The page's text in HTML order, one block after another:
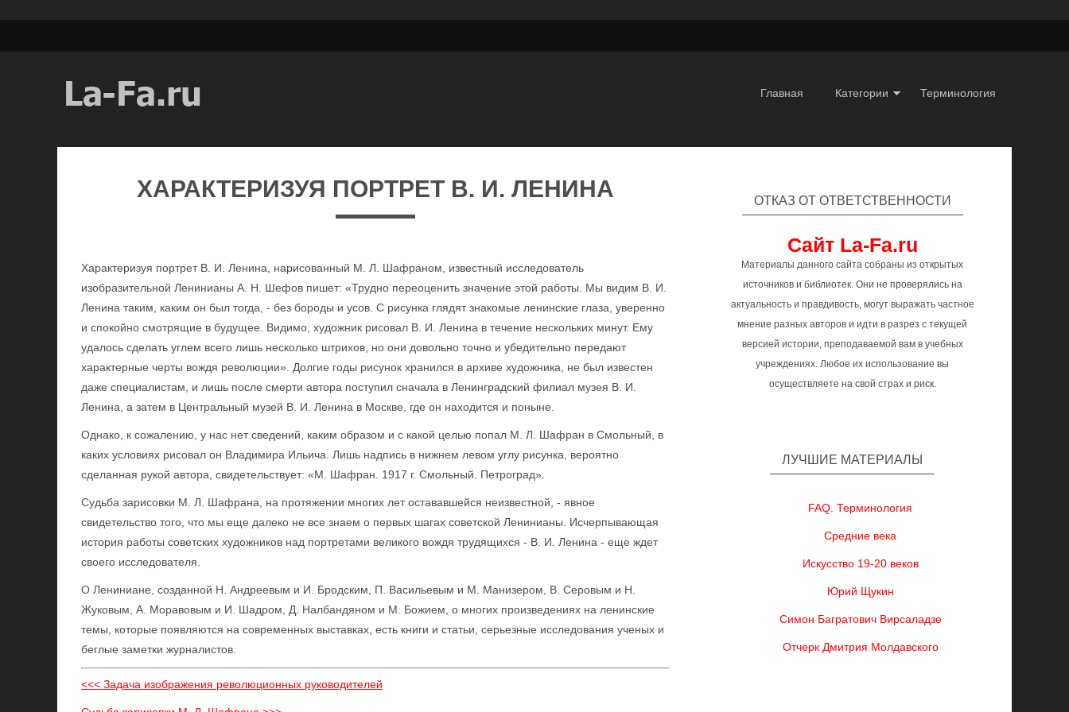
Главная Категории Терминология
ХАРАКТЕРИЗУЯ ПОРТРЕТ В. И. ЛЕНИНА
Характеризуя портрет В. И. Ленина, нарисованный М. Л. Шафраном, известный исследователь
изобразительной Ленинианы А. Н. Шефов пишет: «Трудно переоценить значение этой работы. Мы видим В. И.
Ленина таким, каким он был тогда, - без бороды и усов. С рисунка глядят знакомые ленинские глаза, уверенно
и спокойно смотрящие в будущее. Видимо, художник рисовал В. И. Ленина в течение нескольких минут. Ему
удалось сделать углем всего лишь несколько штрихов, но они довольно точно и убедительно передают
характерные черты вождя революции». Долгие годы рисунок хранился в архиве художника, не был известен
даже специалистам, и лишь после смерти автора поступил сначала в Ленинградский филиал музея В. И.
Ленина, а затем в Центральный музей В. И. Ленина в Москве, где он находится и поныне.
Однако, к сожалению, у нас нет сведений, каким образом и с какой целью попал М. Л. Шафран в Смольный, в
каких условиях рисовал он Владимира Ильича. Лишь надпись в нижнем левом углу рисунка, вероятно
сделанная рукой автора, свидетельствует: «М. Шафран. 1917 г. Смольный. Петроград».
Судьба зарисовки М. Л. Шафрана, на протяжении многих лет остававшейся неизвестной, - явное
свидетельство того, что мы еще далеко не все знаем о первых шагах советской Ленинианы. Исчерпывающая
история работы советских художников над портретами великого вождя трудящихся - В. И. Ленина - еще ждет
своего исследователя.
О Лениниане, созданной Н. Андреевым и И. Бродским, П. Васильевым и М. Манизером, В. Серовым и Н.
Жуковым, А. Моравовым и И. Шадром, Д. Налбандяном и М. Божием, о многих произведениях на ленинские
темы, которые появляются на современных выставках, есть книги и статьи, серьезные исследования ученых и
беглые заметки журналистов.
<<< Задача изображения революционных руководителей
ОТКАЗ ОТ ОТВЕТСТВЕННОСТИ
Сайт La-Fa.ru
Материалы данного сайта собраны из открытых
источников и библиотек. Они не проверялись на
актуальность и правдивость, могут выражать частное
мнение разных авторов и идти в разрез с текущей
версией истории, преподаваемой вам в учебных
учреждениях. Любое их использование вы
осуществляете на свой страх и риск.
ЛУЧШИЕ МАТЕРИАЛЫ
FAQ. Терминология
Средние века
Искусство 19-20 веков
Юрий Щукин
Симон Багратович Вирсаладзе
Отчерк Дмитрия Молдавского